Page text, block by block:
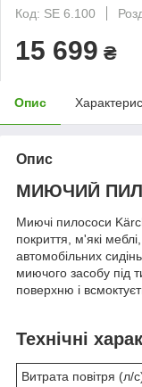
Код: SE 6.100
15 699 ₴
Опис
Опис
МИЮЧИЙ
Миючі пилососи
покриття, м'які
автомобільних
миючого засобу під
поверхню і
Технічні
Витрата повітря (л/